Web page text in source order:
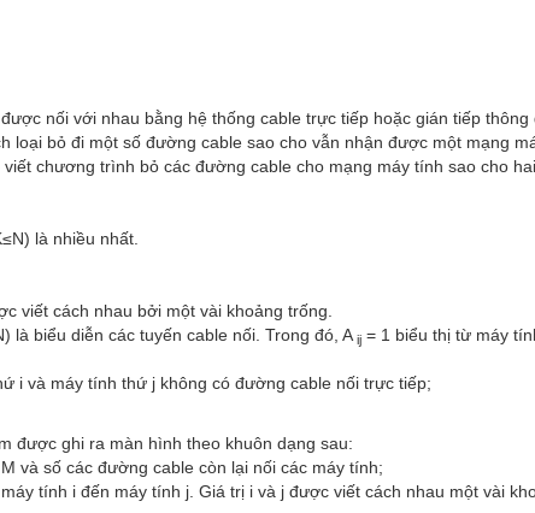
nối với nhau bằng hệ thống cable trực tiếp hoặc gián tiếp thông
bỏ đi một số đường cable sao cho vẫn nhận được một mạng
chương trình bỏ các đường cable cho mạng máy tính sao cho
là nhiều nhất.
viết cách nhau bởi một vài khoảng trống.
là biểu diễn các tuyến cable nối. Trong đó, A ij = 1 biểu thị từ máy
i và máy tính thứ j không có đường cable nối trực tiếp;
được ghi ra màn hình theo khuôn dạng sau:
và số các đường cable còn lại nối các máy tính;
tính i đến máy tính j. Giá trị i và j được viết cách nhau một vài